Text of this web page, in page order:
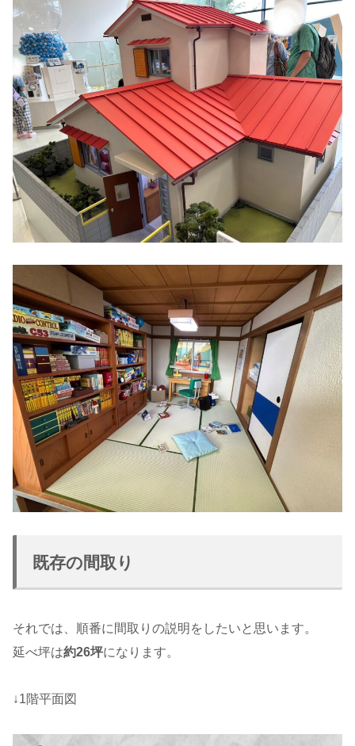
既存の間取り
それでは、順番に間取りの説明をしたいと思います。
延べ坪は約26坪になります。
↓1階平面図